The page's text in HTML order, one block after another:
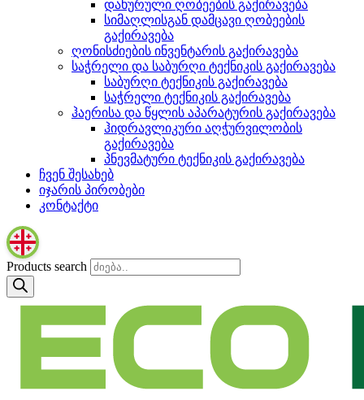
დახურული ღობეების გაქირავება
სიმაღლისგან დამცავი ღობეების
გაქირავება
ღონისძიების ინვენტარის გაქირავება
საჭრელი და საბურღი ტექნიკის გაქირავება
საბურღი ტექნიკის გაქირავება
საჭრელი ტექნიკის გაქირავება
ჰაერისა და წყლის აპარატურის გაქირავება
ჰიდრავლიკური აღჭურვილობის
გაქირავება
პნევმატური ტექნიკის გაქირავება
ჩვენ შესახებ
იჯარის პირობები
კონტაქტი
Products search